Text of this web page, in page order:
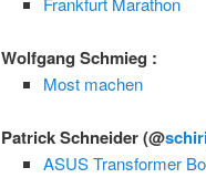
Wolfgang Schmieg :
Most machen
Patrick Schneider(@
ASUS Transformer